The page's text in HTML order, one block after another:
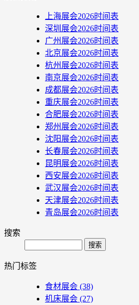
上海展会2026时间表
深圳展会2026时间表
广州展会2026时间表
北京展会2026时间表
杭州展会2026时间表
南京展会2026时间表
成都展会2026时间表
重庆展会2026时间表
合肥展会2026时间表
郑州展会2026时间表
沈阳展会2026时间表
长春展会2026时间表
昆明展会2026时间表
西安展会2026时间表
武汉展会2026时间表
天津展会2026时间表
青岛展会2026时间表
搜索
Search
热门标签
食材展会 (38)
机床展会 (27)